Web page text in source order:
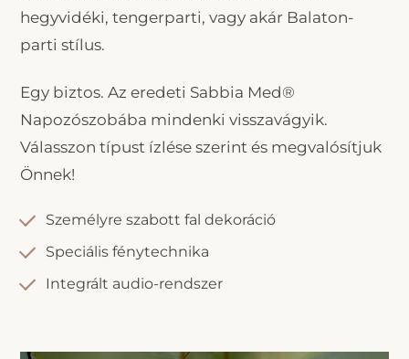
hegyvidéki, tengerparti, vagy akár Balaton-
parti stílus.
Egy biztos. Az eredeti Sabbia Med®
Napozószobába mindenki visszavágyik.
Válasszon típust ízlése szerint és megvalósítjuk
Önnek!
Személyre szabott fal dekoráció
Speciális fénytechnika
Integrált audio-rendszer